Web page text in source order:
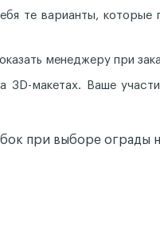
те варианты, которые
менеджеру при
макетах. Ваше
при выборе ограды